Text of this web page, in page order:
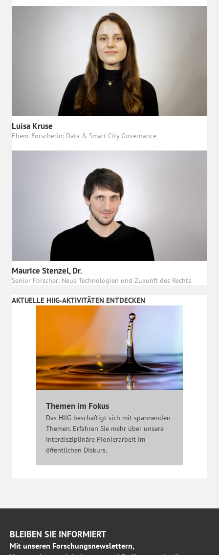
Luisa Kruse
Ehem. Forscherin: Data & Smart City Governance
Maurice Stenzel, Dr.
Senior Forscher: Neue Technologien und Zukunft des Rechts
AKTUELLE HIIG-AKTIVITÄTEN ENTDECKEN
Themen im Fokus
Das HIIG beschäftigt sich mit spannenden
Themen. Erfahren Sie mehr über unsere
interdisziplinäre Pionierarbeit im
öffentlichen Diskurs.
BLEIBEN SIE INFORMIERT
Mit unseren Forschungsnewslettern,